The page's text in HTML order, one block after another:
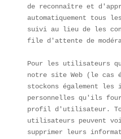
de reconnaître et
automatiquement tous
suivi au lieu de les
file d'attente de
Pour les utilisateurs
notre site Web (le cas
stockons également les
personnelles qu'ils
profil d'utilisateur.
utilisateurs peuvent
supprimer leurs